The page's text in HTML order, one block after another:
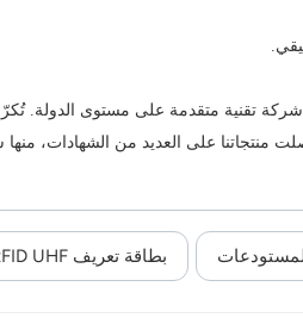
عام ٢٠١١، وهي شركة تقنية متقدمة على
بطاقة تعريف RFID UHF معدنية